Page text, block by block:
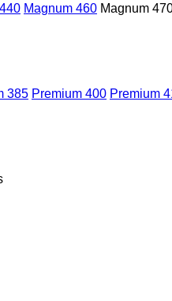
Magnum 460 Magnum
385 Premium 400 Premium